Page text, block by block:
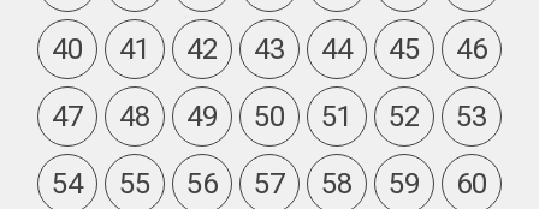
40
41 42 43 44 45
46
47
48 49 50 51 52
53
54
55 56 57 58 59
60